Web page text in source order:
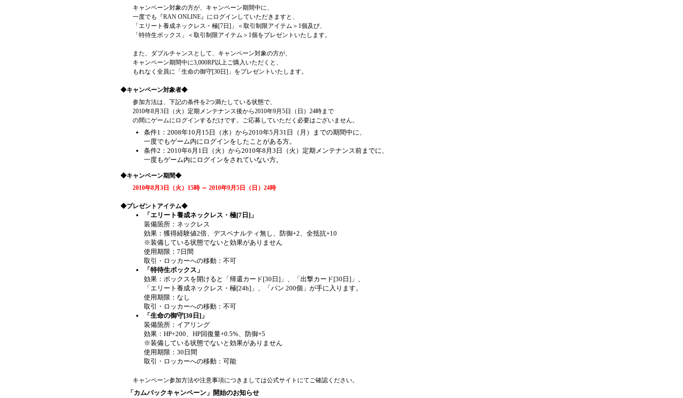
キャンペーン対象の方が、キャンペーン期間中に、
一度でも『RAN ONLINE』にログインしていただきますと、
「エリート養成ネックレス・極[7日]」＜取引制限アイテム＞1個及び、
「特待生ボックス」＜取引制限アイテム＞1個をプレゼントいたします。
また、ダブルチャンスとして、キャンペーン対象の方が、
キャンペーン期間中に3,000RP以上ご購入いただくと、
もれなく全員に「生命の御守[30日]」をプレゼントいたします。
◆キャンペーン対象者◆
参加方法は、下記の条件を2つ満たしている状態で、
2010年8月3日（火）定期メンテナンス後から2010年9月5日（日）24時まで
の間にゲームにログインするだけです。ご応募していただく必要はございません。
条件1：2008年10月15日（水）から2010年5月31日（月）までの期間中に、
一度でもゲーム内にログインをしたことがある方。
条件2：2010年6月1日（火）から2010年8月3日（火）定期メンテナンス前までに、
一度もゲーム内にログインをされていない方。
◆キャンペーン期間◆
2010年8月3日（火）15時 ～ 2010年9月5日（日）24時
◆プレゼントアイテム◆
「エリート養成ネックレス・極[7日]」
装備箇所：ネックレス
効果：獲得経験値2倍、デスペナルティ無し、防御+2、全抵抗+10
※装備している状態でないと効果がありません
使用期限：7日間
取引・ロッカーへの移動：不可
「特待生ボックス」
効果：ボックスを開けると「帰還カード[30日]」、「出撃カード[30日]」、
「エリート養成ネックレス・極[24h]」、「パン 200個」が手に入ります。
使用期限：なし
取引・ロッカーへの移動：不可
「生命の御守[30日]」
装備箇所：イアリング
効果：HP+200、HP回復量+0.5%、防御+5
※装備している状態でないと効果がありません
使用期限：30日間
取引・ロッカーへの移動：可能
キャンペーン参加方法や注意事項につきましては公式サイトにてご確認ください。
「カムバックキャンペーン」開始のお知らせ